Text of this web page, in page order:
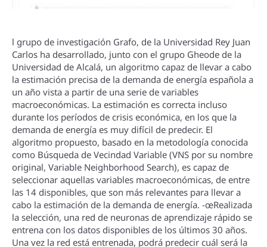
l grupo de investigación Grafo, de la Universidad Rey Juan
Carlos ha desarrollado, junto con el grupo Gheode de la
Universidad de Alcalá, un algoritmo capaz de llevar a cabo
la estimación precisa de la demanda de energí­a española a
un año vista a partir de una serie de variables
macroeconómicas. La estimación es correcta incluso
durante los perí­odos de crisis económica, en los que la
demanda de energí­a es muy difí­cil de predecir. El
algoritmo propuesto, basado en la metodologí­a conocida
como Búsqueda de Vecindad Variable (VNS por su nombre
original, Variable Neighborhood Search), es capaz de
seleccionar aquellas variables macroeconómicas, de entre
las 14 disponibles, que son más relevantes para llevar a
cabo la estimación de la demanda de energí­a. -œRealizada
la selección, una red de neuronas de aprendizaje rápido se
entrena con los datos disponibles de los últimos 30 años.
Una vez la red está entrenada, podrá predecir cuál será la